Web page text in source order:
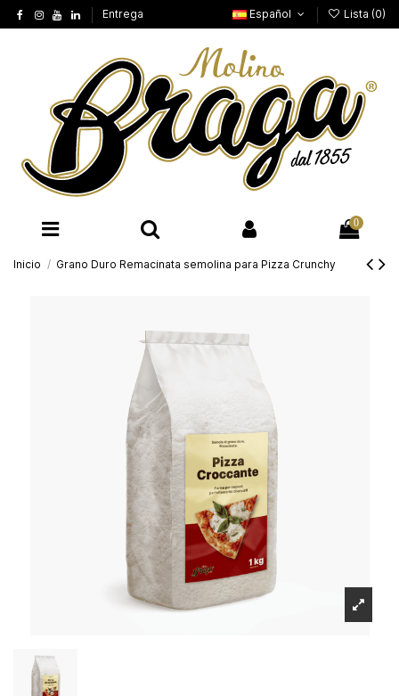
Entrega Español Lista (0)
0
Inicio Grano Duro Remacinata semolina para Pizza Crunchy